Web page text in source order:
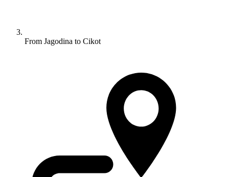
From Jagodina to Cikot